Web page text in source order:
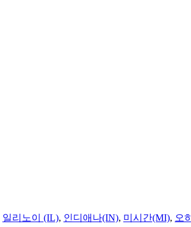
일리노이 (IL), 인디애나(IN), 미시간(MI), 오